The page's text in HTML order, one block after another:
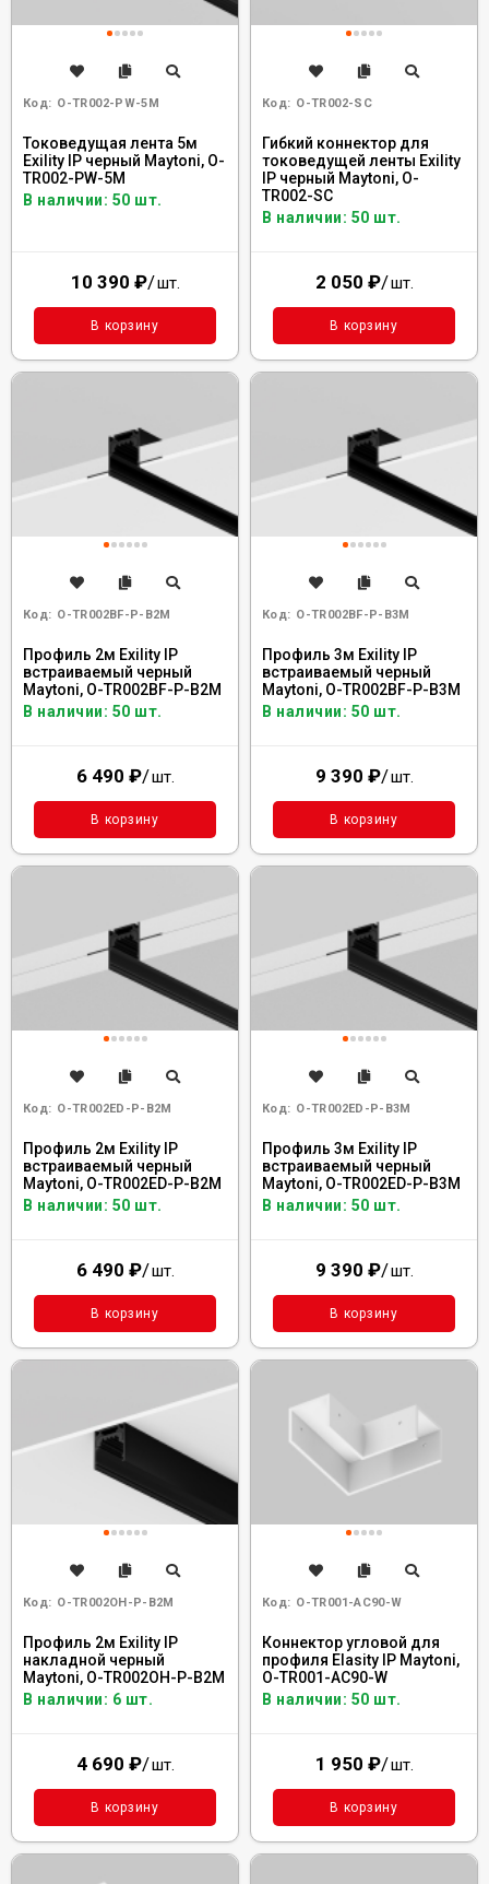
Код: O-TR002-PW-5M
Токоведущая лента 5м
Exility IP черный Maytoni, O-
TR002-PW-5M
В наличии: 50 шт.
10 390 ₽/шт.
В корзину
Код: O-TR002-SC
Гибкий коннектор для
токоведущей ленты Exility
IP черный Maytoni, O-
TR002-SC
В наличии: 50 шт.
2 050 ₽/шт.
В корзину
Код: O-TR002BF-P-B2M
Профиль 2м Exility IP
встраиваемый черный
Maytoni, O-TR002BF-P-B2M
В наличии: 50 шт.
6 490 ₽/шт.
В корзину
Код: O-TR002BF-P-B3M
Профиль 3м Exility IP
встраиваемый черный
Maytoni, O-TR002BF-P-B3M
В наличии: 50 шт.
9 390 ₽/шт.
В корзину
Код: O-TR002ED-P-B2M
Профиль 2м Exility IP
встраиваемый черный
Maytoni, O-TR002ED-P-B2M
В наличии: 50 шт.
6 490 ₽/шт.
В корзину
Код: O-TR002ED-P-B3M
Профиль 3м Exility IP
встраиваемый черный
Maytoni, O-TR002ED-P-B3M
В наличии: 50 шт.
9 390 ₽/шт.
В корзину
Код: O-TR002OH-P-B2M
Профиль 2м Exility IP
накладной черный
Maytoni, O-TR002OH-P-B2M
В наличии: 6 шт.
4 690 ₽/шт.
В корзину
Код: O-TR001-AC90-W
Коннектор угловой для
профиля Elasity IP Maytoni,
O-TR001-AC90-W
В наличии: 50 шт.
1 950 ₽/шт.
В корзину